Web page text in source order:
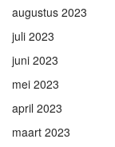
augustus 2023
juli 2023
juni 2023
mei 2023
april 2023
maart 2023